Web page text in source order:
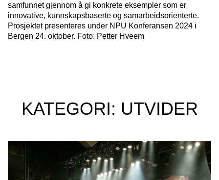
samfunnet gjennom å gi konkrete eksempler som er
innovative, kunnskapsbaserte og samarbeidsorienterte.
Prosjektet presenteres under NPU Konferansen 2024 i
Bergen 24. oktober. Foto: Petter Hveem
KATEGORI: UTVIDER